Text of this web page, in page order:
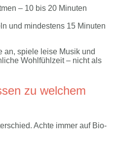
– 10 bis 20 Minuten
und mindestens 15 Minuten
an, spiele leise Musik und
Wohlfühlzeit – nicht als
zu welchem
Achte immer auf Bio-